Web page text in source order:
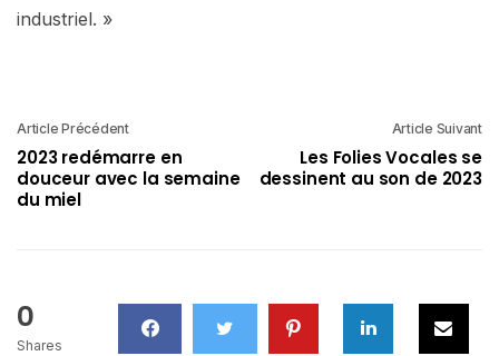
industriel. »
Article Précédent
2023 redémarre en
douceur avec la semaine
du miel
Article Suivant
Les Folies Vocales se
dessinent au son de 2023
0
Shares